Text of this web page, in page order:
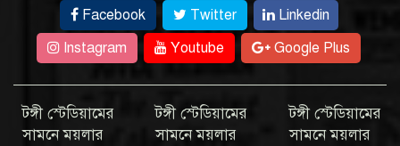
Facebook Twitter
Linkedin
Instagram
Youtube Google Plus
টঙ্গী স্টেডিয়ামের
সামনে ময়লার
টঙ্গী স্টেডিয়ামের
সামনে ময়লার
টঙ্গী স্টেডিয়ামের
সামনে ময়লার